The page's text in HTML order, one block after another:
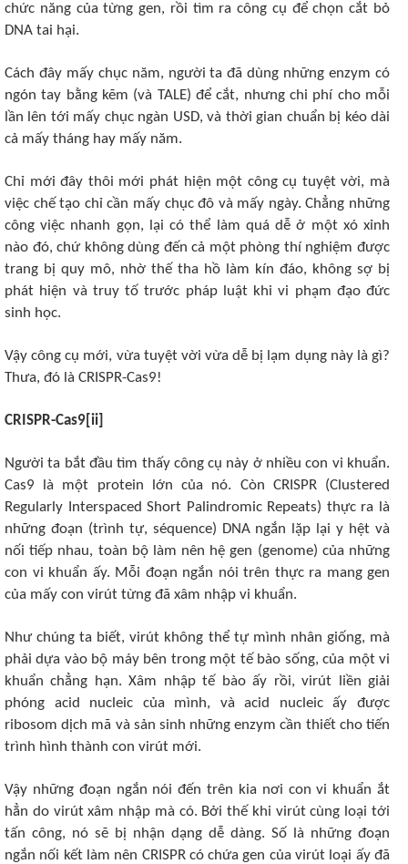
chức năng của từng gen, rồi tìm ra công cụ để chọn cắt bỏ
DNA tai hại.
Cách đây mấy chục năm, người ta đã dùng những enzym có
ngón tay bằng kẽm (và TALE) để cắt, nhưng chi phí cho mỗi
lần lên tới mấy chục ngàn USD, và thời gian chuẩn bị kéo dài
cả mấy tháng hay mấy năm.
Chỉ mới đây thôi mới phát hiện một công cụ tuyệt vời, mà
việc chế tạo chỉ cần mấy chục đô và mấy ngày. Chẳng những
công việc nhanh gọn, lại có thể làm quá dễ ở một xó xỉnh
nào đó, chứ không dùng đến cả một phòng thí nghiệm được
trang bị quy mô, nhờ thế tha hồ làm kín đáo, không sợ bị
phát hiện và truy tố trước pháp luật khi vi phạm đạo đức
sinh học.
Vậy công cụ mới, vừa tuyệt vời vừa dễ bị lạm dụng này là gì?
Thưa, đó là CRISPR-Cas9!
CRISPR-Cas9[ii]
Người ta bắt đầu tìm thấy công cụ này ở nhiều con vi khuẩn.
Cas9 là một protein lớn của nó. Còn CRISPR (Clustered
Regularly Interspaced Short Palindromic Repeats) thực ra là
những đoạn (trình tự, séquence) DNA ngắn lặp lại y hệt và
nối tiếp nhau, toàn bộ làm nên hệ gen (genome) của những
con vi khuẩn ấy. Mỗi đoạn ngắn nói trên thực ra mang gen
của mấy con virút từng đã xâm nhập vi khuẩn.
Như chúng ta biết, virút không thể tự mình nhân giống, mà
phải dựa vào bộ máy bên trong một tế bào sống, của một vi
khuẩn chẳng hạn. Xâm nhập tế bào ấy rồi, virút liền giải
phóng acid nucleic của mình, và acid nucleic ấy được
ribosom dịch mã và sản sinh những enzym cần thiết cho tiến
trình hình thành con virút mới.
Vậy những đoạn ngắn nói đến trên kia nơi con vi khuẩn ắt
hẳn do virút xâm nhập mà có. Bởi thế khi virút cùng loại tới
tấn công, nó sẽ bị nhận dạng dễ dàng. Số là những đoạn
ngắn nối kết làm nên CRISPR có chứa gen của virút loại ấy đã